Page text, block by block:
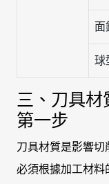
面
球
三、刀具
第一步
刀具材質是影響
必須根據加工材料